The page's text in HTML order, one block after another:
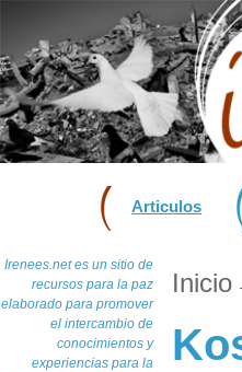
Articulos
Irenees.net es un sitio de
recursos para la paz
elaborado para promover
el intercambio de
conocimientos y
experiencias para la
Inicio